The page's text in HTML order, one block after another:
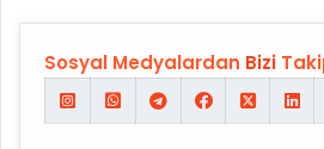
Sosyal Medyalardan Bizi